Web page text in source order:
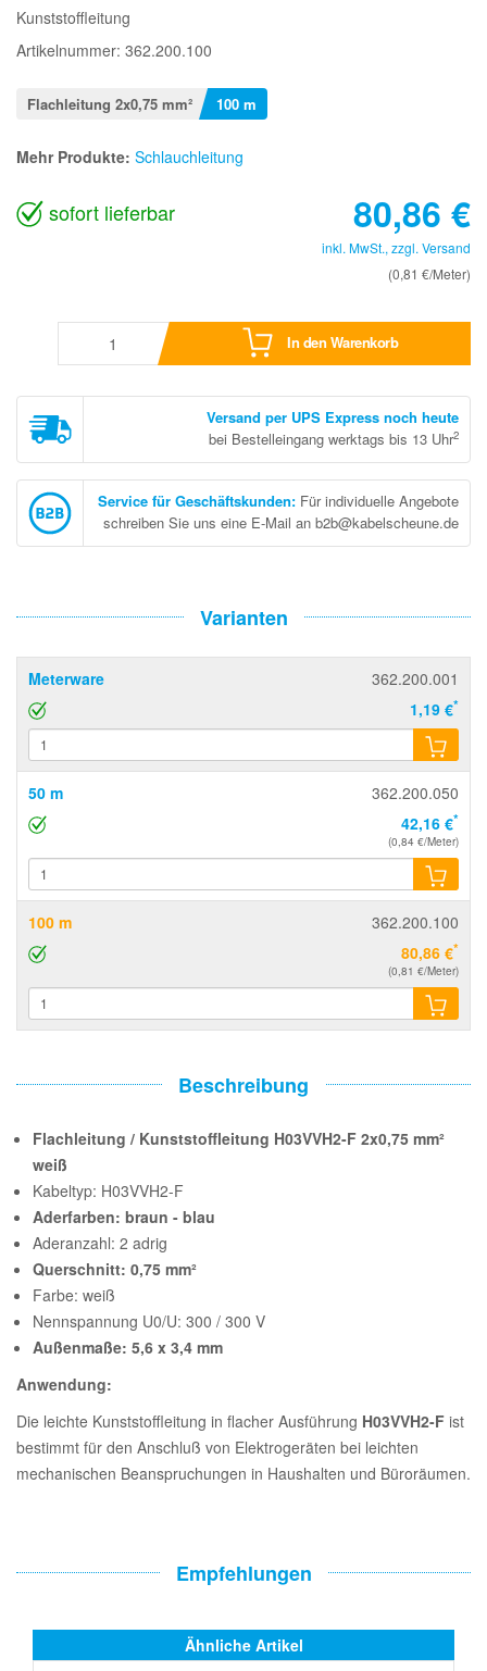
Kunststoffleitung
Artikelnummer: 362.200.100
Flachleitung 2x0,75 mm² 100 m
Mehr Produkte: Schlauchleitung
sofort lieferbar 80,86 €
inkl. MwSt., zzgl. Versand
(0,81 €/Meter)
In den Warenkorb
Versand per UPS Express noch heute
bei Bestelleingang werktags bis 13 Uhr2
Service für Geschäftskunden: Für individuelle Angebote
schreiben Sie uns eine E-Mail an b2b@kabelscheune.de
Varianten
Meterware
362.200.001
1,19 €*
50 m
362.200.050
42,16 €*
(0,84 €/Meter)
100 m
362.200.100
80,86 €*
(0,81 €/Meter)
Beschreibung
Flachleitung / Kunststoffleitung H03VVH2-F 2x0,75 mm²
weiß
Kabeltyp: H03VVH2-F
Aderfarben: braun - blau
Aderanzahl: 2 adrig
Querschnitt: 0,75 mm²
Farbe: weiß
Nennspannung U0/U: 300 / 300 V
Außenmaße: 5,6 x 3,4 mm
Anwendung:
Die leichte Kunststoffleitung in flacher Ausführung H03VVH2-F ist
bestimmt für den Anschluß von Elektrogeräten bei leichten
mechanischen Beanspruchungen in Haushalten und Büroräumen.
Empfehlungen
Ähnliche Artikel